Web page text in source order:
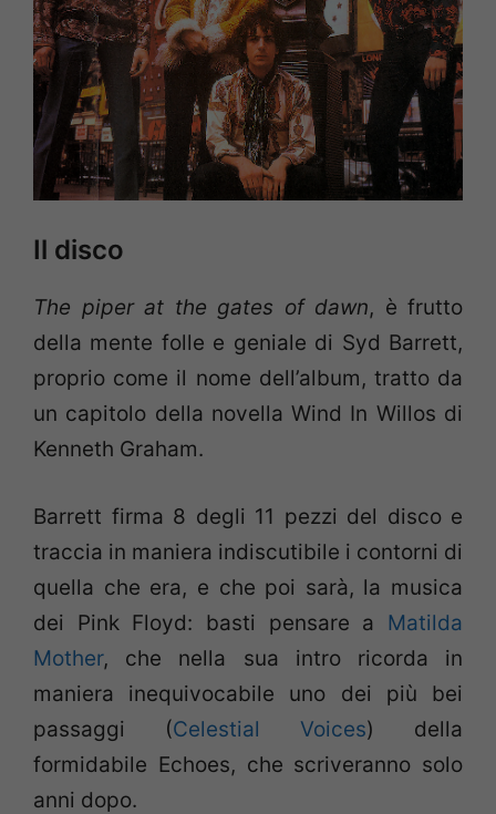
Il disco
The piper at the gates of dawn, è frutto
della mente folle e geniale di Syd Barrett,
proprio come il nome dell’album, tratto da
un capitolo della novella Wind In Willos di
Kenneth Graham.
Barrett firma 8 degli 11 pezzi del disco e
traccia in maniera indiscutibile i contorni di
quella che era, e che poi sarà, la musica
dei Pink Floyd: basti pensare a Matilda
Mother, che nella sua intro ricorda in
maniera inequivocabile uno dei più bei
passaggi (Celestial Voices) della
formidabile Echoes, che scriveranno solo
anni dopo.